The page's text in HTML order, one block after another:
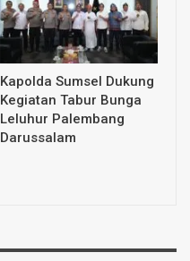
Kapolda Sumsel Dukung
Kegiatan Tabur Bunga
Leluhur Palembang
Darussalam